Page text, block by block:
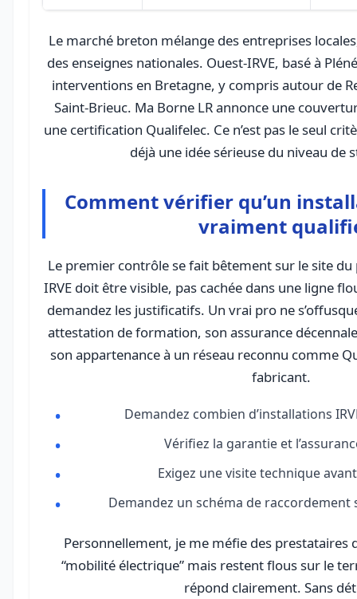
Le marché breton mélange des entreprises
des enseignes nationales. Ouest-IRVE, basé à
interventions en Bretagne, y compris autour de
Saint-Brieuc. Ma Borne LR annonce une
une certification Qualifelec. Ce n’est pas le seul
déjà une idée sérieuse du niveau de
Comment vérifier qu’un
vraiment
Le premier contrôle se fait bêtement sur le site
IRVE doit être visible, pas cachée dans une ligne
demandez les justificatifs. Un vrai pro ne
attestation de formation, son assurance
son appartenance à un réseau reconnu comme
fabricant.
Demandez combien d’installations
Vérifiez la garantie et
Exigez une visite technique
Demandez un schéma de
Personnellement, je me méfie des prestataires
“mobilité électrique” mais restent flous sur le
répond clairement. Sans